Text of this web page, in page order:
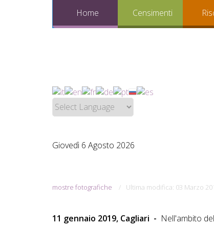
Home Censimenti
Giovedì 6 Agosto 2026
mostre fotografiche Ultima modifica: 03 Marzo
11 gennaio 2019, Cagliari - Nell'ambito